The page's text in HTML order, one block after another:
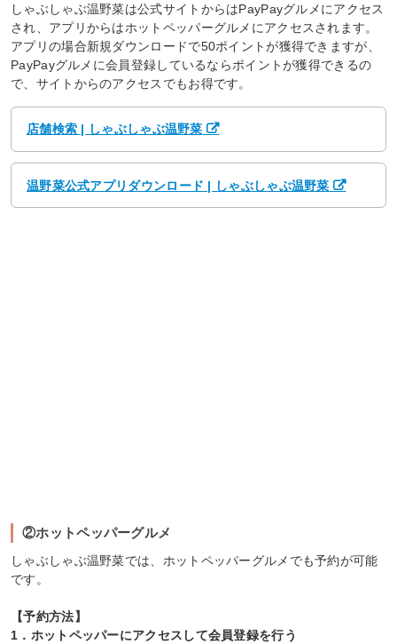
しゃぶしゃぶ温野菜は公式サイトからはPayPayグルメにアクセス
され、アプリからはホットペッパーグルメにアクセスされます。
アプリの場合新規ダウンロードで50ポイントが獲得できますが、
PayPayグルメに会員登録しているならポイントが獲得できるの
で、サイトからのアクセスでもお得です。
店舗検索 | しゃぶしゃぶ温野菜
温野菜公式アプリダウンロード | しゃぶしゃぶ温野菜
②ホットペッパーグルメ
しゃぶしゃぶ温野菜では、ホットペッパーグルメでも予約が可能
です。
【予約方法】
1．ホットペッパーにアクセスして会員登録を行う